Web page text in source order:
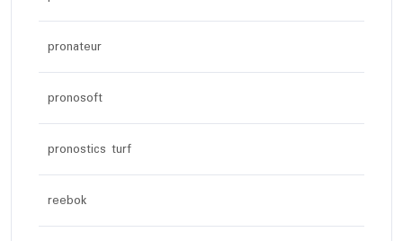
pronateur
pronosoft
pronostics turf
reebok